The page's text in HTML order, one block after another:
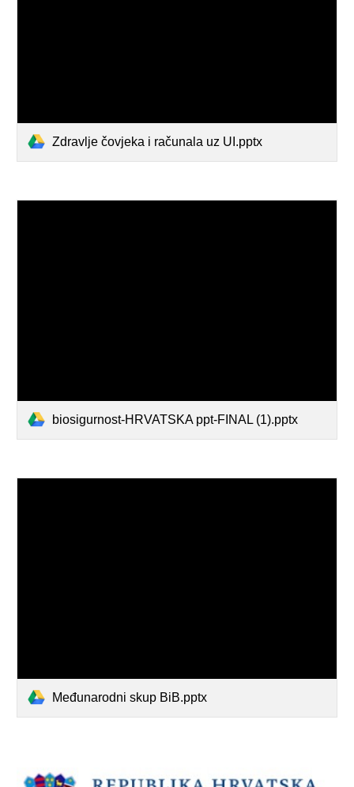
Zdravlje čovjeka i računala uz UI.pptx
biosigurnost-HRVATSKA ppt-FINAL (1).pptx
Međunarodni skup BiB.pptx